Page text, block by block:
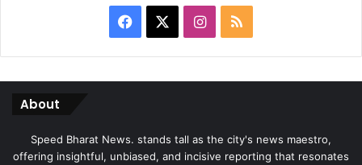
Facebook Instagram
RSS
About
Speed Bharat News. stands tall as the city's news maestro,
offering insightful, unbiased, and incisive reporting that resonates